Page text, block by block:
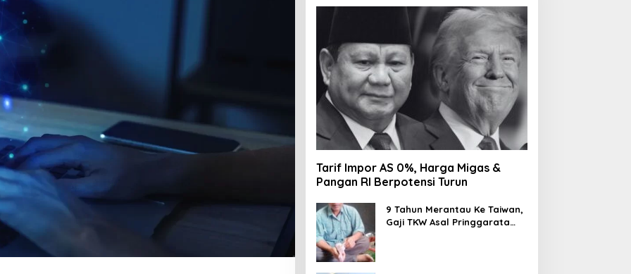
Tarif Impor AS 0%, Harga Migas &
Pangan RI Berpotensi Turun
9 Tahun Merantau Ke Taiwan,
Gaji TKW Asal Pringgarata